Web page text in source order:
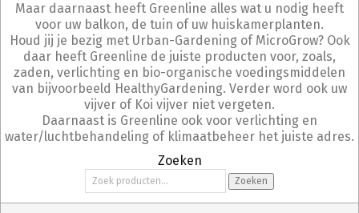
Maar daarnaast heeft Greenline alles wat u nodig heeft
voor uw balkon, de tuin of uw huiskamerplanten.
Houd jij je bezig met Urban-Gardening of MicroGrow? Ook
daar heeft Greenline de juiste producten voor, zoals,
zaden, verlichting en bio-organische voedingsmiddelen
van bijvoorbeeld HealthyGardening. Verder word ook uw
vijver of Koi vijver niet vergeten.
Daarnaast is Greenline ook voor verlichting en
water/luchtbehandeling of klimaatbeheer het juiste adres.
Zoeken
Zoeken
naar:
Zoeken